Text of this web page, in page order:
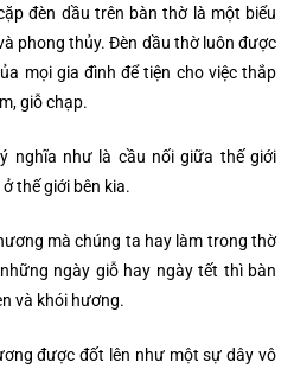
đèn dầu trên bàn thờ là một biểu
phong thủy. Đèn dầu thờ luôn được
mọi gia đình để tiện cho việc thắp
giỗ chạp.
nghĩa như là cầu nối giữa thế giới
thế giới bên kia.
mà chúng ta hay làm trong thờ
ngày giỗ hay ngày tết thì bàn
và khói hương.
được đốt lên như một sự dây vô